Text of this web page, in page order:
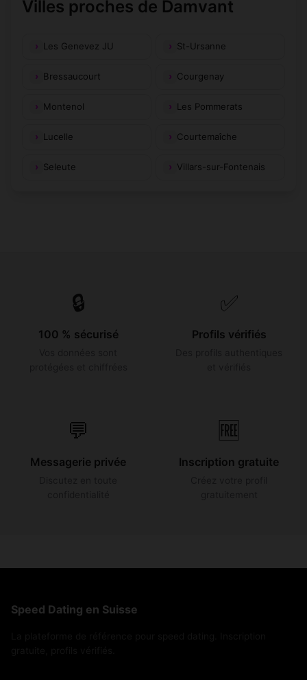
Villes proches de Damvant
Les Genevez JU St-Ursanne
Bressaucourt Courgenay
Montenol Les Pommerats
Lucelle Courtemaîche
Seleute Villars-sur-Fontenais
🔒
100 % sécurisé
✅
Profils vérifiés
💬
Messagerie privée
🆓
Inscription gratuite
Speed Dating en Suisse